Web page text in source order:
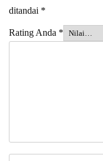
ditandai *
Rating Anda *